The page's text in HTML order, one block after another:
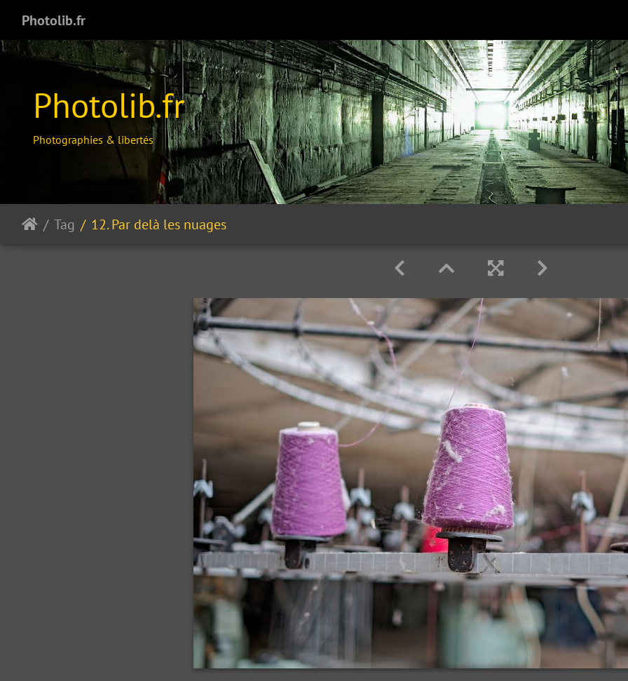
Photolib.fr
Photolib.fr
Photographies & libertés
Tag 12. Par delà les nuages